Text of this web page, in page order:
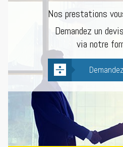
Nos prestations
Demandez un
via notre